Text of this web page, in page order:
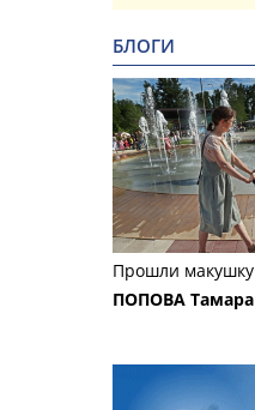
БЛОГИ
Прошли макушку
ПОПОВА Тамара